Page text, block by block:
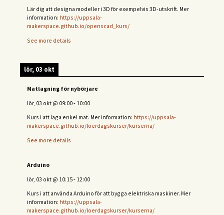
Lär dig att designa modeller i 3D för exempelvis 3D-utskrift. Mer
information: https://uppsala-
makerspace.github.io/openscad_kurs/
See more details
lör, 03 okt
Matlagning för nybörjare
lör, 03 okt @ 09:00- 10:00
Kurs i att laga enkel mat. Mer information: https://uppsala-
makerspace.github.io/loerdagskurser/kurserna/
See more details
Arduino
lör, 03 okt @ 10:15- 12:00
Kurs i att använda Arduino för att bygga elektriska maskiner. Mer
information: https://uppsala-
makerspace.github.io/loerdagskurser/kurserna/